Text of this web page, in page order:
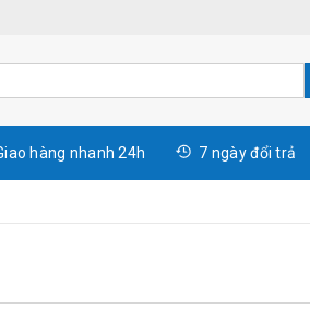
hàng nhanh 24h 7 ngày đổi trả